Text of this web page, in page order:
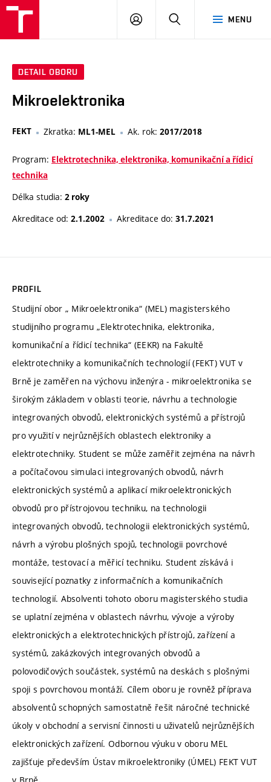
MENU
PŘIHLÁSIT
DETAIL OBORU
Mikroelektronika
FEKT Zkratka: ML1-MEL Ak. rok: 2017/2018
Program: Elektrotechnika, elektronika, komunikační a řídicí
technika
Délka studia: 2 roky
Akreditace od: 2.1.2002 Akreditace do: 31.7.2021
PROFIL
Studijní obor „ Mikroelektronika“ (MEL) magisterského
studijního programu „Elektrotechnika, elektronika,
komunikační a řídicí technika“ (EEKR) na Fakultě
elektrotechniky a komunikačních technologií (FEKT) VUT v
Brně je zaměřen na výchovu inženýra - mikroelektronika se
širokým základem v oblasti teorie, návrhu a technologie
integrovaných obvodů, elektronických systémů a přístrojů
pro využití v nejrůznějších oblastech elektroniky a
elektrotechniky. Student se může zaměřit zejména na návrh
a počítačovou simulaci integrovaných obvodů, návrh
elektronických systémů a aplikací mikroelektronických
obvodů pro přístrojovou techniku, na technologii
integrovaných obvodů, technologii elektronických systémů,
návrh a výrobu plošných spojů, technologii povrchové
montáže, testovací a měřicí techniku. Student získává i
související poznatky z informačních a komunikačních
technologií. Absolventi tohoto oboru magisterského studia
se uplatní zejména v oblastech návrhu, vývoje a výroby
elektronických a elektrotechnických přístrojů, zařízení a
systémů, zakázkových integrovaných obvodů a
polovodičových součástek, systémů na deskách s plošnými
spoji s povrchovou montáží. Cílem oboru je rovněž příprava
absolventů schopných samostatně řešit náročné technické
úkoly v obchodní a servisní činnosti u uživatelů nejrůznějších
elektronických zařízení. Odbornou výuku v oboru MEL
zajišťuje především Ústav mikroelektroniky (ÚMEL) FEKT VUT